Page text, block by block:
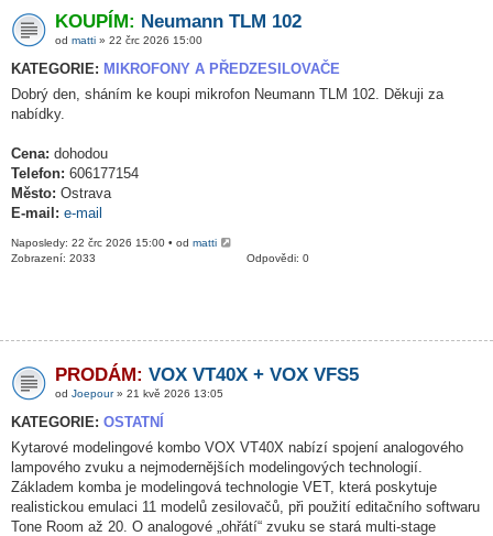
KOUPÍM: Neumann TLM 102
od matti » 22 črc 2026 15:00
KATEGORIE: MIKROFONY A PŘEDZESILOVAČE
Dobrý den, sháním ke koupi mikrofon Neumann TLM 102. Děkuji za
nabídky.
Cena: dohodou
Telefon: 606177154
Město: Ostrava
E-mail: e-mail
Naposledy: 22 črc 2026 15:00 • od matti
Odpovědi: 0
Zobrazení: 2033
PRODÁM: VOX VT40X + VOX VFS5
od Joepour» 21 kvě 2026 13:05
KATEGORIE: OSTATNÍ
Kytarové modelingové kombo VOX VT40X nabízí spojení analogového
lampového zvuku a nejmodernějších modelingových technologií.
Základem komba je modelingová technologie VET, která poskytuje
realistickou emulaci 11 modelů zesilovačů, při použití editačního softwaru
Tone Room až 20. O analogové „ohřátí“ zvuku se stará multi-stage